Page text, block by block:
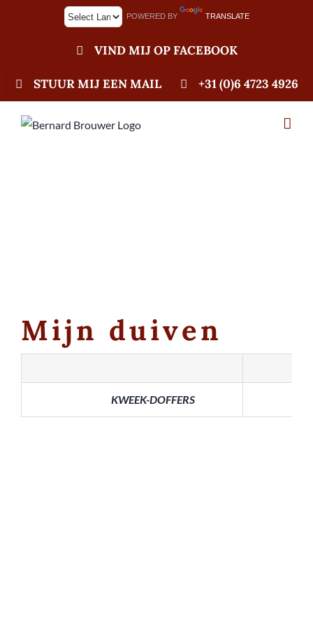
POWERED BY TRANSLATE
VIND MIJ OP FACEBOOK
STUUR MIJ EEN MAIL +31 (0)6 4723 4926
Mijn duiven
KWEEK-DOFFERS